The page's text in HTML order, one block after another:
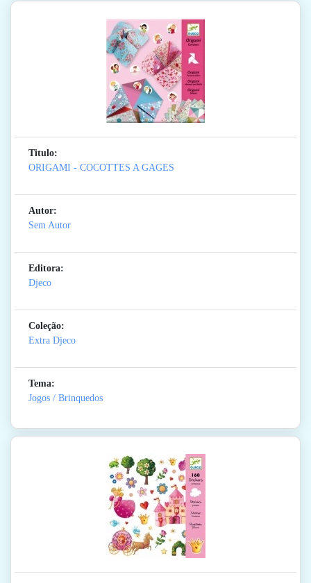
Titulo:
ORIGAMI - COCOTTES A GAGES
Autor:
Sem Autor
Editora:
Djeco
Coleção:
Extra Djeco
Tema:
Jogos / Brinquedos